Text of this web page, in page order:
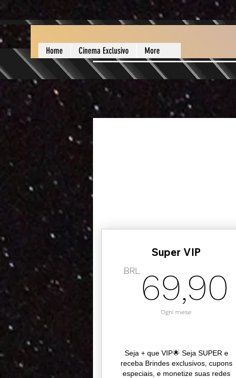
Home Cinema Exclusivo More
Super VIP
BRL 69,90
Ogni mese
Seja + que VIP🌟 Seja SUPER e
receba Brindes exclusivos, cupons
especiais, e monetize suas redes